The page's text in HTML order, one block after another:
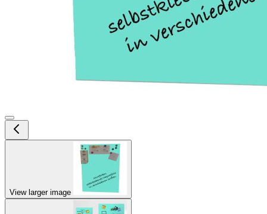
View larger image